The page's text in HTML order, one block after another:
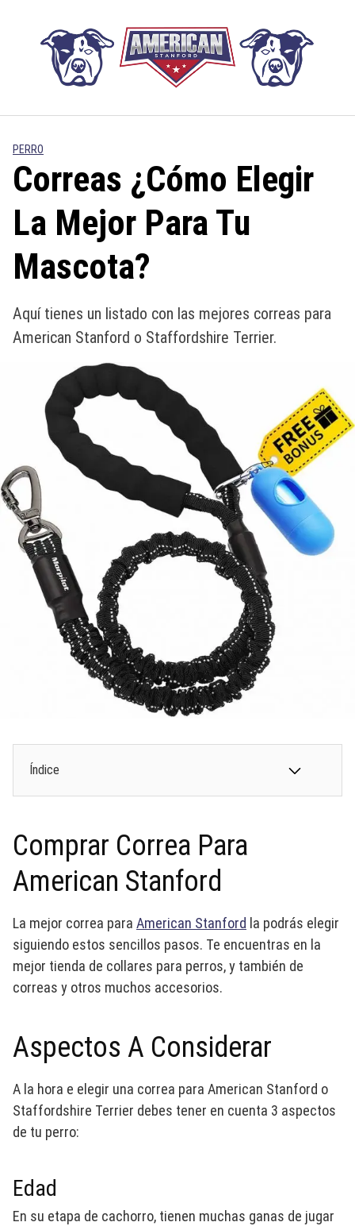
contenido
PERRO
Correas ¿Cómo Elegir
La Mejor Para Tu
Mascota?
Aquí tienes un listado con las mejores correas para
American Stanford o Staffordshire Terrier.
Índice
Comprar Correa Para
American Stanford
La mejor correa para American Stanford la podrás elegir
siguiendo estos sencillos pasos. Te encuentras en la
mejor tienda de collares para perros, y también de
correas y otros muchos accesorios.
Aspectos A Considerar
A la hora e elegir una correa para American Stanford o
Staffordshire Terrier debes tener en cuenta 3 aspectos
de tu perro:
Edad
En su etapa de cachorro, tienen muchas ganas de jugar